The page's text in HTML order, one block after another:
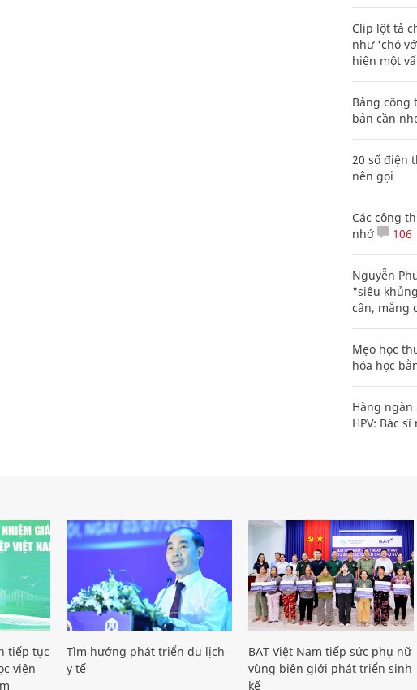
Clip lột tả
như 'chó
hiện một
Bảng công
bản cần
20 số điện
nên gọi
Các công
nhớ
106
Nguyễn
"siêu
cân, mắng
Mẹo học
hóa học
Hàng
HPV: Bác
tiếp tục
viện
Tìm hướng phát triển du lịch
y tế
BAT Việt Nam tiếp sức phụ nữ
vùng biên giới phát triển sinh
kế